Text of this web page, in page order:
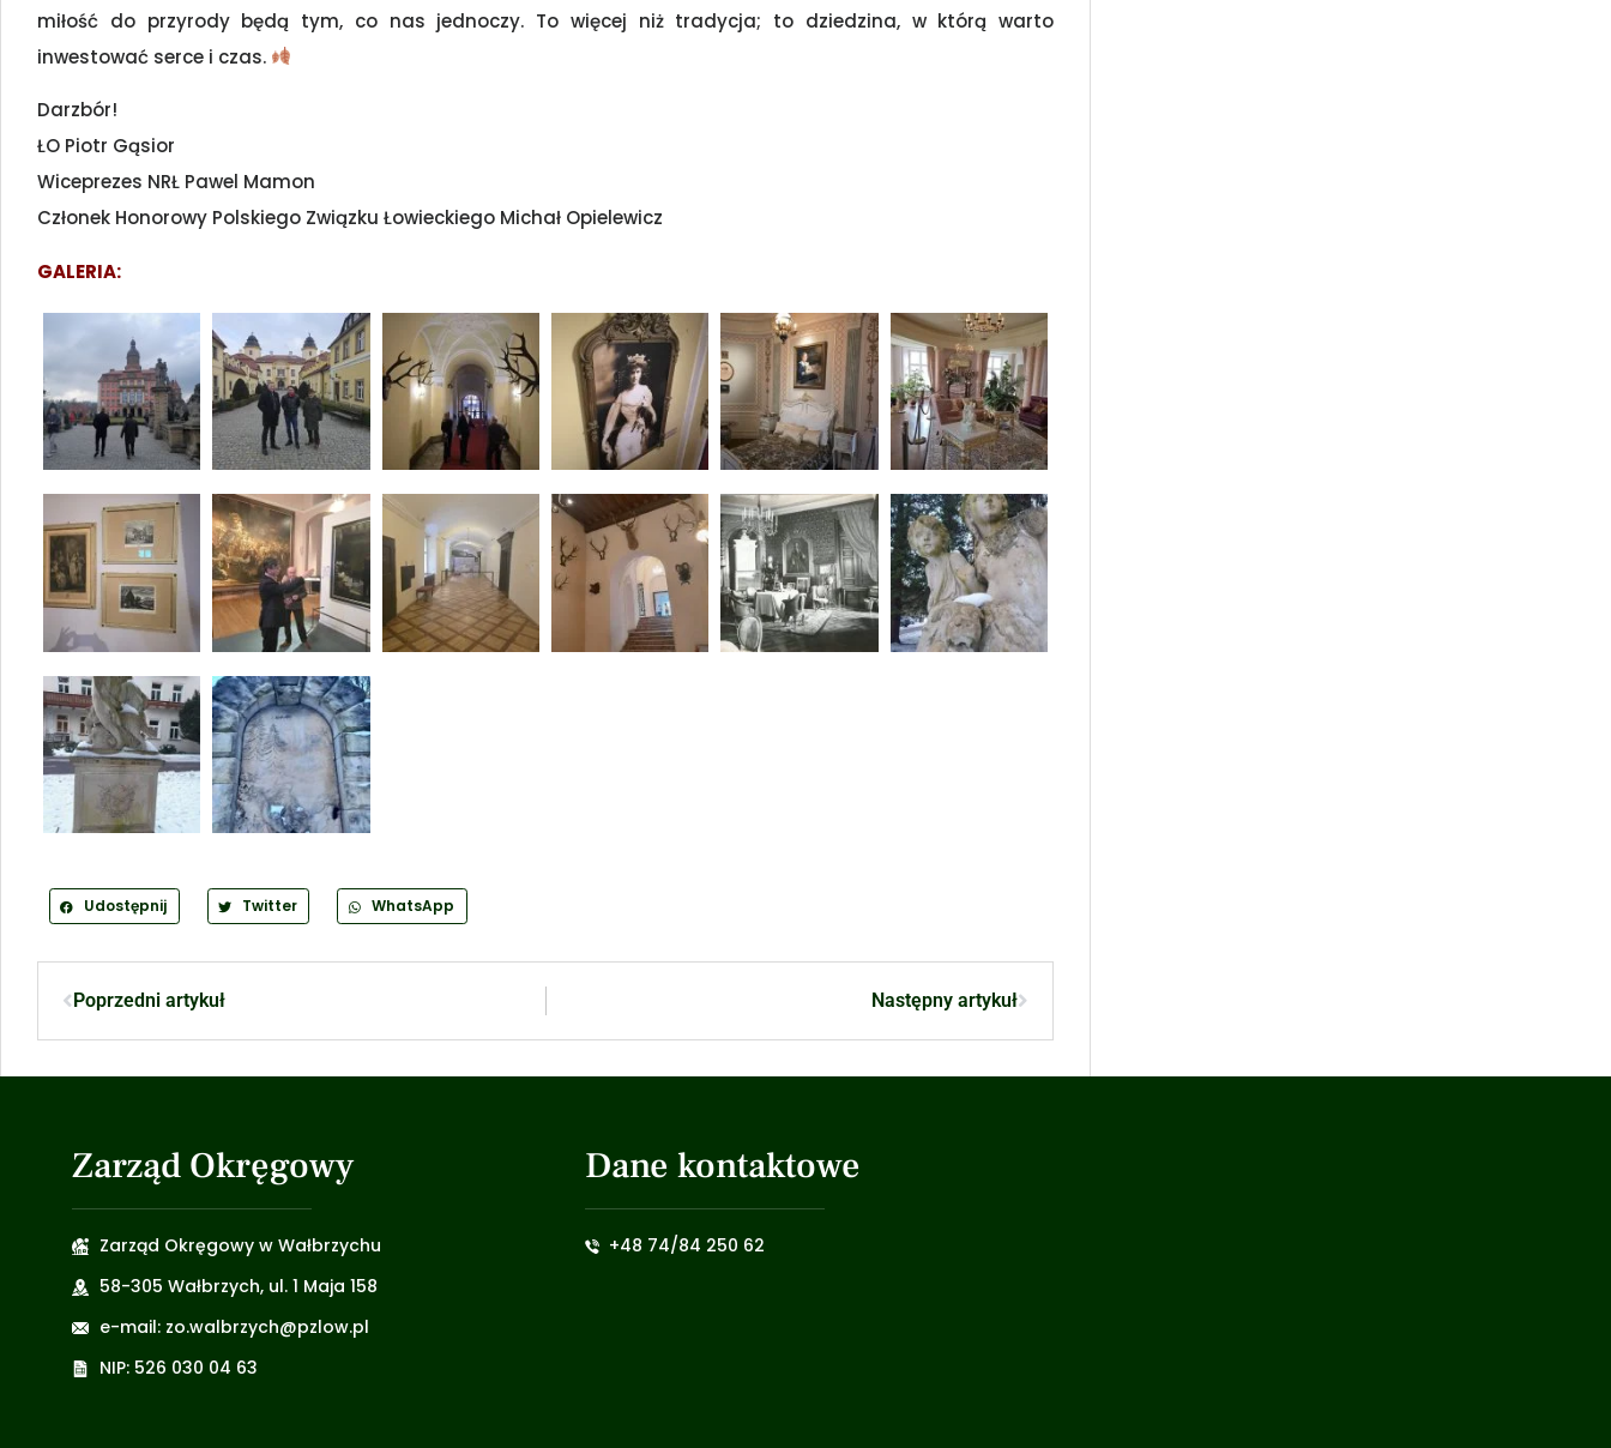
miłość do przyrody będą tym, co nas jednoczy. To więcej niż tradycja; to dziedzina, w którą warto
inwestować serce i czas.
Darzbór!
ŁO Piotr Gąsior
Wiceprezes NRŁ Pawel Mamon
Członek Honorowy Polskiego Związku Łowieckiego Michał Opielewicz
GALERIA:
Udostępnij Twitter WhatsApp
Poprzedni artykuł Następny artykuł
Zarząd Okręgowy
Zarząd Okręgowy w Wałbrzychu
58-305 Wałbrzych, ul. 1 Maja 158
e-mail: zo.walbrzych@pzlow.pl
NIP: 526 030 04 63
Dane kontaktowe
+48 74/84 250 62